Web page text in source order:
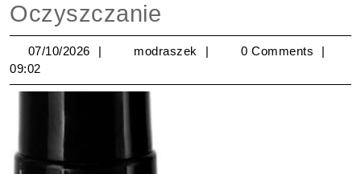
Oczyszczanie
07/10/2026 07/10/2026
modraszek modraszek
0 Comments
09:02